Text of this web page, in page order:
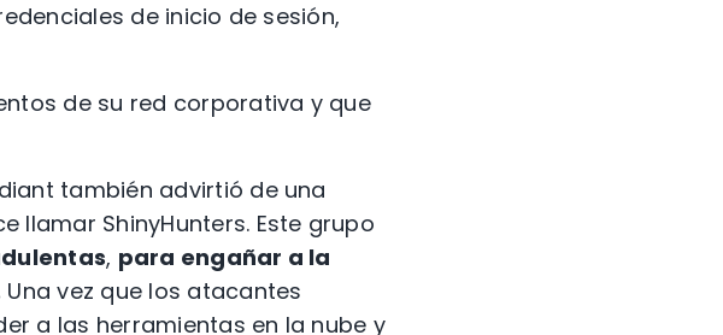
de inicio de sesión,
de su red corporativa y que
también advirtió de una
llamar ShinyHunters. Este grupo
, para engañar a la
Una vez que los atacantes
a las herramientas en la nube y